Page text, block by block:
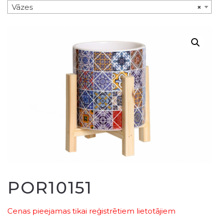
×
Vāzes
POR10151
Cenas pieejamas tikai reģistrētiem lietotājiem